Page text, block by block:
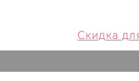
Скидка